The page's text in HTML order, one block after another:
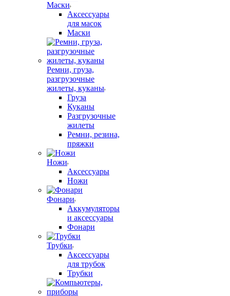
Маски
Аксессуары
для масок
Маски
Ремни, груза,
разгрузочные
жилеты, куканы
Груза
Куканы
Разгрузочные
жилеты
Ремни, резина,
пряжки
Ножи
Аксессуары
Ножи
Фонари
Аккумуляторы
и аксессуары
Фонари
Трубки
Аксессуары
для трубок
Трубки